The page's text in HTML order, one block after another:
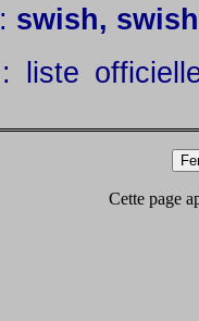
: swish,
: liste
Cette page